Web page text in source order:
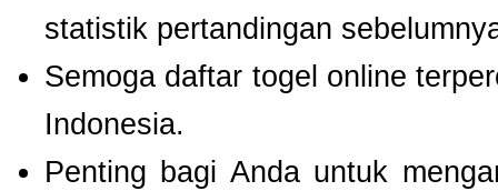
statistik pertandingan
Semoga daftar togel online
Indonesia.
Penting bagi Anda untuk